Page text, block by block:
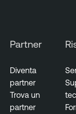
Partner
Diventa
partner
Trova un
partner